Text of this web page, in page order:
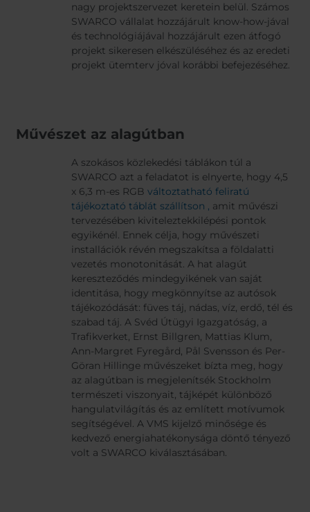
nagy projektszervezet keretein belül. Számos
SWARCO vállalat hozzájárult know-how-jával
és technológiájával hozzájárult ezen átfogó
projekt sikeresen elkészüléséhez és az eredeti
projekt ütemterv jóval korábbi befejezéséhez.
Művészet az alagútban
A szokásos közlekedési táblákon túl a
SWARCO azt a feladatot is elnyerte, hogy 4,5
x 6,3 m-es RGB változtatható feliratú
tájékoztató táblát szállítson , amit művészi
tervezésében kiviteleztekkilépési pontok
egyikénél. Ennek célja, hogy művészeti
installációk révén megszakítsa a földalatti
vezetés monotonitását. A hat alagút
kereszteződés mindegyikének van saját
identitása, hogy megkönnyítse az autósok
tájékozódását: füves táj, nádas, víz, erdő, tél és
szabad táj. A Svéd Útügyi Igazgatóság, a
Trafikverket, Ernst Billgren, Mattias Klum,
Ann-Margret Fyregård, Pål Svensson és Per-
Göran Hillinge művészeket bízta meg, hogy
az alagútban is megjelenítsék Stockholm
természeti viszonyait, tájképét különböző
hangulatvilágítás és az említett motívumok
segítségével. A VMS kijelző minősége és
kedvező energiahatékonysága döntő tényező
volt a SWARCO kiválasztásában.